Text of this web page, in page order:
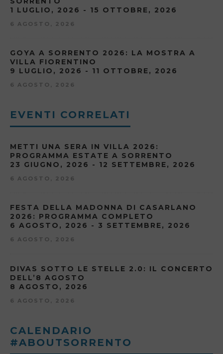
1 LUGLIO, 2026 - 15 OTTOBRE, 2026
6 AGOSTO, 2026
GOYA A SORRENTO 2026: LA MOSTRA A
VILLA FIORENTINO
9 LUGLIO, 2026 - 11 OTTOBRE, 2026
6 AGOSTO, 2026
EVENTI CORRELATI
METTI UNA SERA IN VILLA 2026:
PROGRAMMA ESTATE A SORRENTO
23 GIUGNO, 2026 - 12 SETTEMBRE, 2026
6 AGOSTO, 2026
FESTA DELLA MADONNA DI CASARLANO
2026: PROGRAMMA COMPLETO
6 AGOSTO, 2026 - 3 SETTEMBRE, 2026
6 AGOSTO, 2026
DIVAS SOTTO LE STELLE 2.0: IL CONCERTO
DELL’8 AGOSTO
8 AGOSTO, 2026
6 AGOSTO, 2026
CALENDARIO
#ABOUTSORRENTO